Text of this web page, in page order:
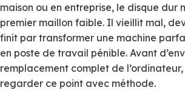
maison ou en entreprise, le disque dur
premier maillon faible. Il vieillit mal,
finit par transformer une machine
en poste de travail pénible. Avant
remplacement complet de
regarder ce point avec méthode.